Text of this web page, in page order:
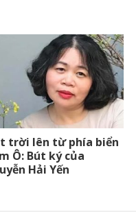
trời lên từ phía biển
Ô: Bút ký của
Hải Yến